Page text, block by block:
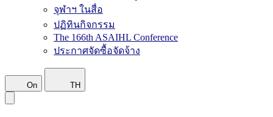
จุฬาฯ ในสื่อ
ปฏิทินกิจกรรม
The 166th ASAIHL Conference
ประกาศจัดซื้อจัดจ้าง
On TH